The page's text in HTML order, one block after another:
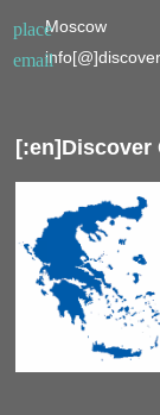
placeMoscow
email
[:en]Discover